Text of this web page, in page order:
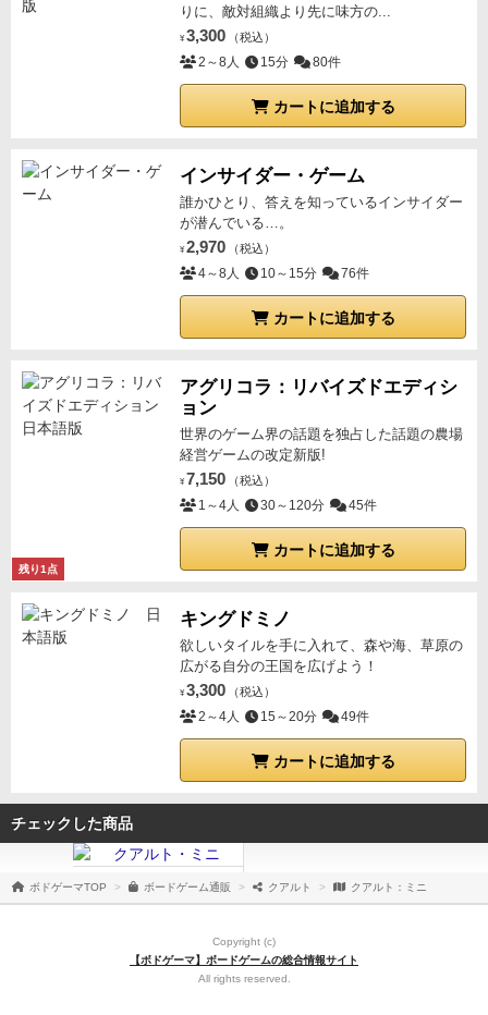
りに、敵対組織より先に味方の...
¥ 3,300 （税込）
2～8人 15分 80件
カートに追加する
インサイダー・ゲーム
誰かひとり、答えを知っているインサイダー
が潜んでいる…。
¥ 2,970 （税込）
4～8人 10～15分 76件
カートに追加する
残り1点
アグリコラ：リバイズドエディシ
ョン
世界のゲーム界の話題を独占した話題の農場
経営ゲームの改定新版!
¥ 7,150 （税込）
1～4人 30～120分 45件
カートに追加する
キングドミノ
欲しいタイルを手に入れて、森や海、草原の
広がる自分の王国を広げよう！
¥ 3,300 （税込）
2～4人 15～20分 49件
カートに追加する
チェックした商品
ボドゲーマTOP ボードゲーム通販 クアルト クアルト：ミニ
Copyright (c)
【ボドゲーマ】ボードゲームの総合情報サイト
All rights reserved.